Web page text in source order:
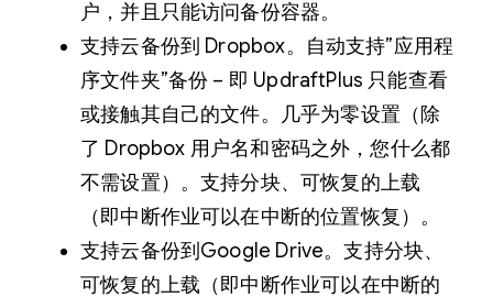
户，并且只能访问备份容器。
支持云备份到 Dropbox。自动支持”应用程
序文件夹”备份 – 即 UpdraftPlus 只能查看
或接触其自己的文件。几乎为零设置（除
了 Dropbox 用户名和密码之外，您什么都
不需设置）。支持分块、可恢复的上载
（即中断作业可以在中断的位置恢复）。
支持云备份到Google Drive。支持分块、
可恢复的上载（即中断作业可以在中断的